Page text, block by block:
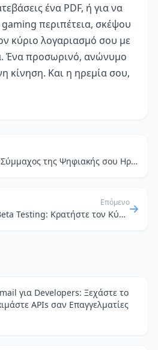
ένα PDF, ή για να
gaming περιπέτεια, σκέψου
κύριο λογαριασμό σου με
Ένα προσωρινό, ανώνυμο
κίνηση. Και η ηρεμία σου,
Προσωρινό Email: Ο Σύμμαχος της Ψηφιακής σου Ηρεμίας και της Προστασίας από "Χακάτσια"
Επόμενο
Προσωρινό Email για Beta Testing: Κρατήστε τον Κύριο Λογαριασμό σας Ασφαλή από Spam!
για Developers: Ξεχάστε το
APIs σαν Επαγγελματίες